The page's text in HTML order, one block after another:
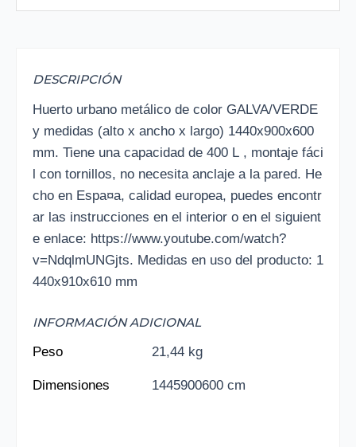
DESCRIPCIÓN
Huerto urbano metálico de color GALVA/VERDE
y medidas (alto x ancho x largo) 1440x900x600
mm. Tiene una capacidad de 400 L , montaje fáci
l con tornillos, no necesita anclaje a la pared. He
cho en Espa¤a, calidad europea, puedes encontr
ar las instrucciones en el interior o en el siguient
e enlace: https://www.youtube.com/watch?
v=NdqlmUNGjts. Medidas en uso del producto: 1
440x910x610 mm
INFORMACIÓN ADICIONAL
Peso
21,44 kg
Dimensiones 1445900600 cm